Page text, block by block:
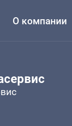
О компании